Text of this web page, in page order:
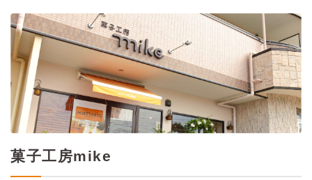
菓子工房mike